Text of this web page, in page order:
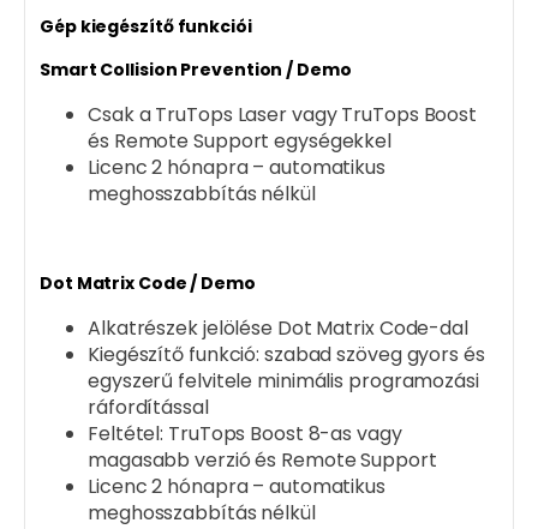
Gép kiegészítő funkciói
Smart Collision Prevention / Demo
Csak a TruTops Laser vagy TruTops Boost
és Remote Support egységekkel
Licenc 2 hónapra – automatikus
meghosszabbítás nélkül
Dot Matrix Code / Demo
Alkatrészek jelölése Dot Matrix Code-dal
Kiegészítő funkció: szabad szöveg gyors és
egyszerű felvitele minimális programozási
ráfordítással
Feltétel: TruTops Boost 8-as vagy
magasabb verzió és Remote Support
Licenc 2 hónapra – automatikus
meghosszabbítás nélkül